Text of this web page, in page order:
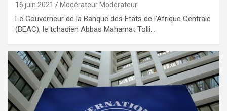
16 juin 2021 Modérateur Modérateur
Le Gouverneur de la Banque des Etats de l’Afrique Centrale
(BEAC), le tchadien Abbas Mahamat Tolli…